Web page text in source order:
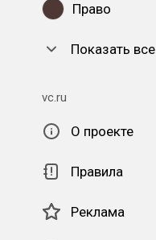
Право
Показать все
vc.ru
О проекте
Правила
Реклама